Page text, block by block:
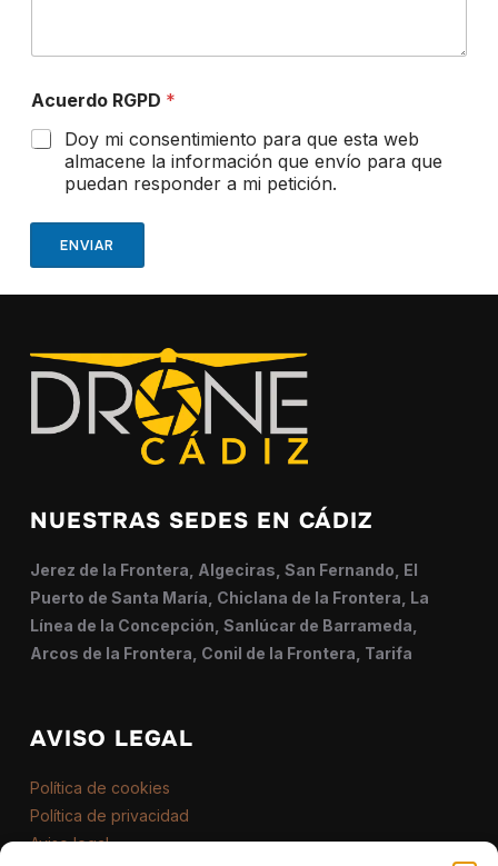
Acuerdo RGPD *
Doy mi consentimiento para que esta web
almacene la información que envío para que
puedan responder a mi petición.
ENVIAR
NUESTRAS SEDES EN CÁDIZ
Jerez de la Frontera, Algeciras, San Fernando, El
Puerto de Santa María, Chiclana de la Frontera, La
Línea de la Concepción, Sanlúcar de Barrameda,
Arcos de la Frontera, Conil de la Frontera, Tarifa
AVISO LEGAL
Política de cookies
Política de privacidad
Aviso legal